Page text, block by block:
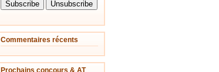
Commentaires récents
Prochains concours & AT